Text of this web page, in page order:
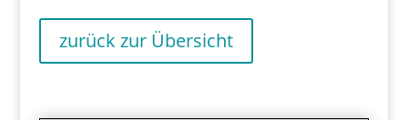
zurück zur Übersicht